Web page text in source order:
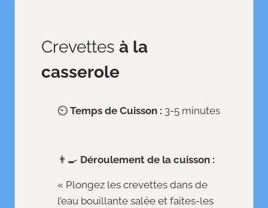
Crevettes à la
casserole
⏲️ Temps de Cuisson : 3-5 minutes
👨‍🍳 Déroulement de la cuisson :
« Plongez les crevettes dans de
l’eau bouillante salée et faites-les